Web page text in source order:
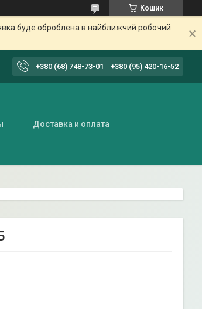
Кошик
буде оброблена в найближчий робочий
+380 (68) 748-73-01 +380 (95) 420-16-52
Доставка и оплата